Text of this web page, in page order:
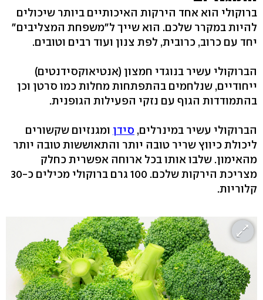
ברוקולי הוא אחד הירקות האיכותיים ביותר שיכולים
להיות במקרר שלכם. הוא שייך ל"משפחת המצליבים"
יחד עם כרוב, כרובית, לפת צנון ועוד רבים וטובים.
הברוקולי עשיר בנוגדי חמצון (אנטיאוקסידנטים)
ייחודיים, שנלחמים בהתפתחות מחלות כמו סרטן וכן
בהתמודדות הגוף עם נזקי הפעילות הגופנית.
הברוקולי עשיר במינרלים, סידן ומגנזיום שקשורים
ליכולת כיווץ שריר טובה יותר והתאוששות טובה יותר
מהאימון. שלבו אותו בכל ארוחה אפשרית כחלק
מצריכת הירקות שלכם. 100 גרם ברוקולי מכילים כ-30
קלוריות.